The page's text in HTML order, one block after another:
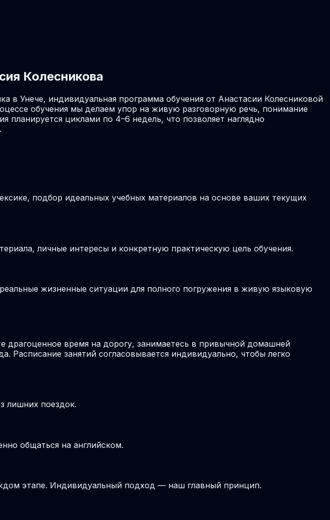
Колесникова
в Унече, индивидуальная программа обучения от Анастасии Колесниковой
обучения мы делаем упор на живую разговорную речь, понимание
планируется циклами по 4–6 недель, что позволяет наглядно
подбор идеальных учебных материалов на основе ваших текущих
личные интересы и конкретную практическую цель обучения.
жизненные ситуации для полного погружения в живую языковую
драгоценное время на дорогу, занимаетесь в привычной домашней
Расписание занятий согласовывается индивидуально, чтобы легко
лишних поездок.
общаться на английском.
этапе. Индивидуальный подход — наш главный принцип.